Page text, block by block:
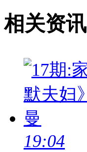
相关资讯
19:04